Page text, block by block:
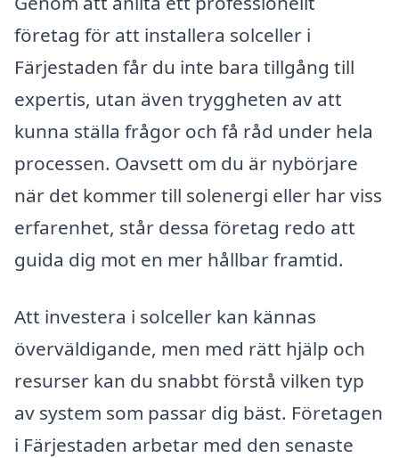
företag för att installera solceller i
Färjestaden får du inte bara tillgång till
expertis, utan även tryggheten av att
kunna ställa frågor och få råd under hela
processen. Oavsett om du är nybörjare
när det kommer till solenergi eller har viss
erfarenhet, står dessa företag redo att
guida dig mot en mer hållbar framtid.
Att investera i solceller kan kännas
överväldigande, men med rätt hjälp och
resurser kan du snabbt förstå vilken typ
av system som passar dig bäst. Företagen
i Färjestaden arbetar med den senaste